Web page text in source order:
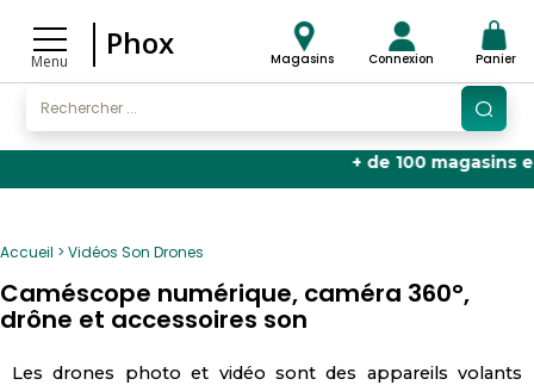
Menu
Phox Magasins Connexion Panier
+ de 100 magasins en
Accueil Vidéos Son Drones
Caméscope numérique, caméra 360°,
drône et accessoires son
Les drones photo et vidéo sont des appareils volants